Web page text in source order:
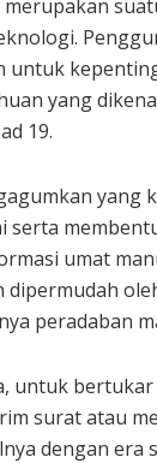
yang
19.
yang
serta
umat
peradaban
untuk
surat atau
dengan era